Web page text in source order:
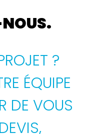
?
ÉQUIPE
DE VOUS